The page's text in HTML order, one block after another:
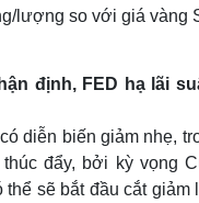
lượng so với giá vàng
định, FED hạ lãi
diễn biến giảm nhẹ,
đẩy, bởi kỳ vọng
thể sẽ bắt đầu cắt giảm